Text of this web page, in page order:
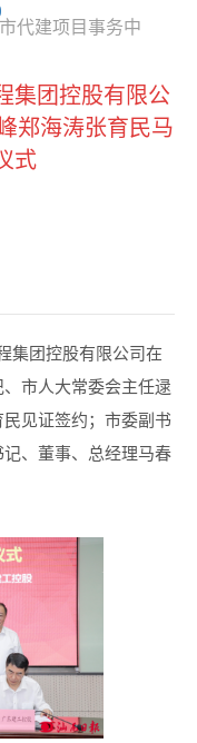
代建项目事务中
集团控股有限公
郑海涛张育民马
式
团控股有限公司在
市人大常委会主任逯
见证签约；市委副书
、董事、总经理马春